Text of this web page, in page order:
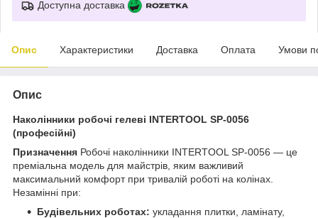
Доступна доставка
Опис Характеристики Доставка Оплата Умови
Опис
Наколінники робочі гелеві INTERTOOL SP-0056
(професійні)
Призначення Робочі наколінники INTERTOOL SP-0056 — це
преміальна модель для майстрів, яким важливий
максимальний комфорт при тривалій роботі на колінах.
Незамінні при:
Будівельних роботах: укладання плитки, ламінату,